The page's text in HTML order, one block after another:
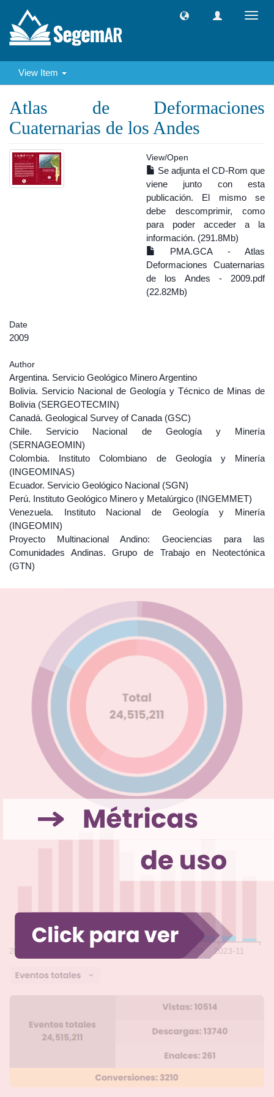
View Item
Atlas de Deformaciones
Cuaternarias de los Andes
View/Open
Se adjunta el CD-Rom que
viene junto con esta
publicación. El mismo se
debe descomprimir, como
para poder acceder a la
información. (291.8Mb)
PMA.GCA - Atlas
Deformaciones Cuaternarias
de los Andes - 2009.pdf
(22.82Mb)
Date
2009
Author
Argentina. Servicio Geológico Minero Argentino
Bolivia. Servicio Nacional de Geología y Técnico de Minas de
Bolivia (SERGEOTECMIN)
Canadá. Geological Survey of Canada (GSC)
Chile. Servicio Nacional de Geología y Minería
(SERNAGEOMIN)
Colombia. Instituto Colombiano de Geología y Minería
(INGEOMINAS)
Ecuador. Servicio Geológico Nacional (SGN)
Perú. Instituto Geológico Minero y Metalúrgico (INGEMMET)
Venezuela. Instituto Nacional de Geología y Minería
(INGEOMIN)
Proyecto Multinacional Andino: Geociencias para las
Comunidades Andinas. Grupo de Trabajo en Neotectónica
(GTN)